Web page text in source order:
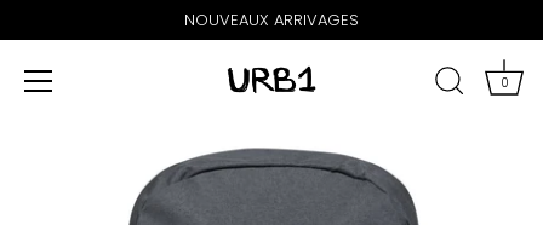
NOUVEAUX ARRIVAGES
0